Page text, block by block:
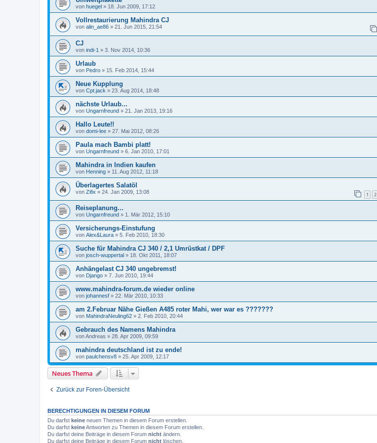
von huegel » 18. Jun 2009, 17:12
Vollrestaurierung Mahindra CJ
von alin_ae86 » 21. Jun 2015, 21:54
CJ
von indi-1 » 3. Nov 2014, 10:36
Urlaub
von Pedro » 15. Feb 2014, 15:44
Neue Kupplung
von Cpt.jack » 23. Aug 2014, 18:48
nächste Urlaub...
von Ungarnfreund » 21. Jan 2013, 19:16
Hallo Leute!!
von domi-lee » 27. Mai 2012, 08:26
Paula mach Bambi platt!
von Ungarnfreund » 6. Jan 2010, 17:01
Mahindra in Indien kaufen
von Henning » 11. Aug 2012, 11:18
Überlagertes Salatöl
von Zifix » 24. Jan 2009, 13:08 1 2
Reiseplanung...
von Ungarnfreund » 1. Mär 2012, 15:10
Versicherungs-Einstufung
von Alex&Laura » 5. Feb 2010, 18:30
Suche für Mahindra CJ 340 / 2,1 Umrüstkat / DPF
von josch-wuppertal » 18. Okt 2011, 18:07
Anhängelast CJ 340 ungebremst!
von Django » 7. Jun 2010, 19:44
www.mahindra-forum.de wieder online
von johannesf » 22. Mär 2010, 10:33
am 2.Februar Nähe Gießen A485 roter Mahi, wer war es ???????
von MahindraNeuling62 » 2. Feb 2010, 20:44
Gebrauch des Namens Mahindra
vonAndreas » 28. Apr 2009, 09:59
mahindra deutschland ist zu ende!
von paulchensv8 » 25. Apr 2009, 12:17
Neues Thema
Zurück zur Foren-Übersicht
BERECHTIGUNGEN IN DIESEM FORUM
Du darfst keine neuen Themen in diesem Forum erstellen.
Du darfst keineAntworten zu Themen in diesem Forum erstellen.
Du darfst deine Beiträge in diesem Forum nicht ändern.
Du darfst deine Beiträge in diesem Forum nicht löschen.